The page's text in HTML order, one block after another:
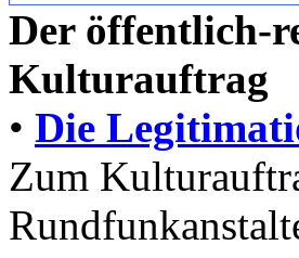
Der öffentlich-
Kulturauftrag
• Die
Zum